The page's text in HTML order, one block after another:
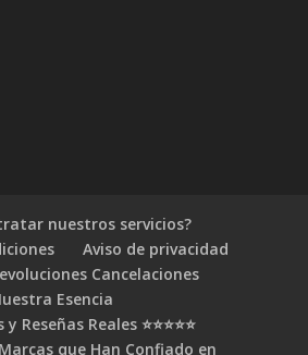
nuestros servicios?
Aviso de privacidad
Cancelaciones
Esencia
Reseñas Reales ⭐⭐⭐⭐⭐
que Han Confiado en